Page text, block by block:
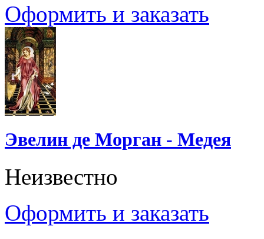
Оформить и заказать
Эвелин де Морган - Медея
Неизвестно
Оформить и заказать